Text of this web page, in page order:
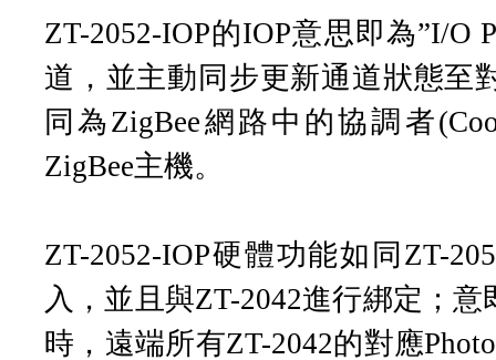
ZT-2052-IOP的IOP意思即為”I/O
道，並主動同步更新通道狀態至
同為ZigBee網路中的協調者
ZigBee主機。
ZT-2052-IOP硬體功能如同ZT-
入，並且與ZT-2042進行綁定；
時，遠端所有ZT-2042的對應